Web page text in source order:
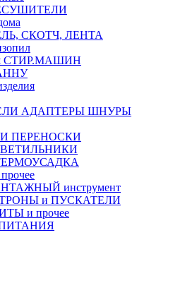
СКОТЧ, ЛЕНТА
СТИР.МАШИН
АДАПТЕРЫ ШНУРЫ
ПЕРЕНОСКИ
инструмент
и ПУСКАТЕЛИ
и прочее